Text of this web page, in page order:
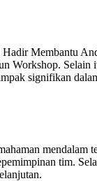
Membantu
Selain
signifikan
tim.